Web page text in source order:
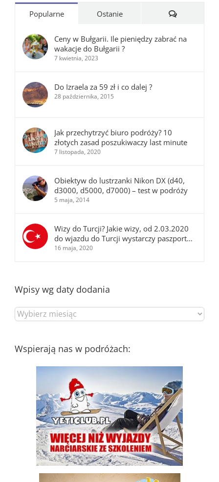
Popularne Ostanie Komentarze
Ceny w Bułgarii. Ile pieniędzy zabrać na
wakacje do Bułgarii ?
7 kwietnia, 2023
Do Izraela za 59 zł i co dalej ?
28 października, 2015
Jak przechytrzyć biuro podróży? 10
złotych zasad poszukiwaczy last minute
7 listopada, 2020
Obiektyw do lustrzanki Nikon DX (d40,
d3000, d5000, d7000) – test w podróży
5 maja, 2014
Wizy do Turcji? Jakie wizy, od 2.03.2020
do wjazdu do Turcji wystarczy paszport…
16 maja, 2020
Wpisy wg daty dodania
Wpisy
wg
Wspierają nas w podróżach: